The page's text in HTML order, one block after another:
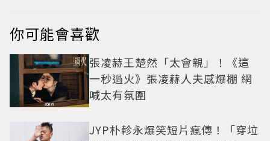
你可能會喜歡
張凌赫王楚然「太會親」！《這
一秒過火》張凌赫人夫感爆棚 網
喊太有氛圍
JYP朴軫永爆笑短片瘋傳！「穿垃